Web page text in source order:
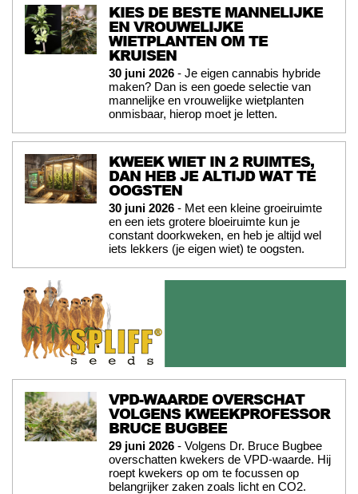
KIES DE BESTE MANNELIJKE
EN VROUWELIJKE
WIETPLANTEN OM TE
KRUISEN
30 juni 2026 - Je eigen cannabis hybride
maken? Dan is een goede selectie van
mannelijke en vrouwelijke wietplanten
onmisbaar, hierop moet je letten.
KWEEK WIET IN 2 RUIMTES,
DAN HEB JE ALTIJD WAT TE
OOGSTEN
30 juni 2026 - Met een kleine groeiruimte
en een iets grotere bloeiruimte kun je
constant doorkweken, en heb je altijd wel
iets lekkers (je eigen wiet) te oogsten.
VPD-WAARDE OVERSCHAT
VOLGENS KWEEKPROFESSOR
BRUCE BUGBEE
29 juni 2026 - Volgens Dr. Bruce Bugbee
overschatten kwekers de VPD-waarde. Hij
roept kwekers op om te focussen op
belangrijker zaken zoals licht en CO2.